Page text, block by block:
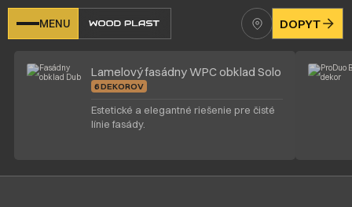
MENU DOPYT
Lamelový fasádny WPC obklad Solo
6 DEKOROV
Estetické a elegantné riešenie pre čisté
línie fasády.